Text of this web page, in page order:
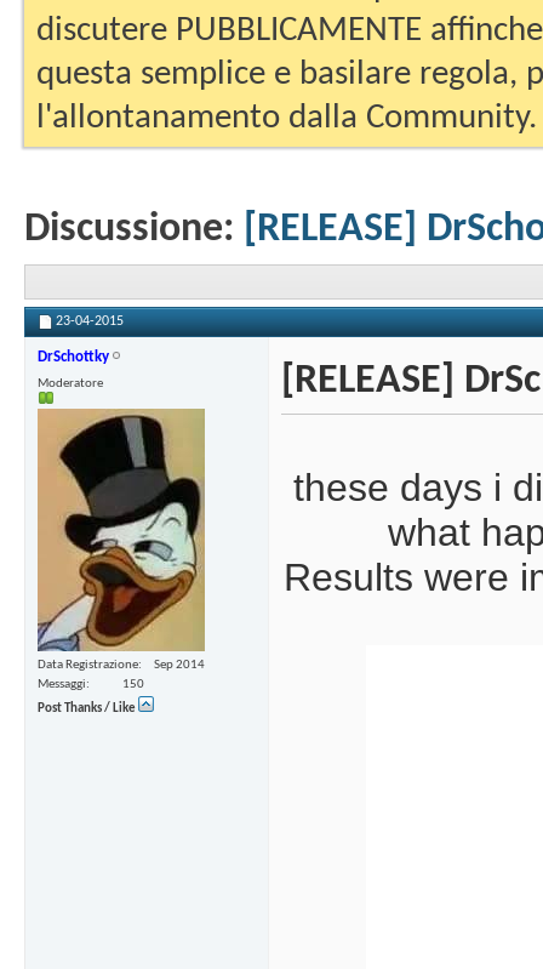
discutere PUBBLICAMENTE
questa semplice e basilare regola,
l'allontanamento dalla Community.
Discussione: [RELEASE]
23-04-2015
DrSchottky
Moderatore
Data Registrazione
Sep 2014
Messaggi
150
Post Thanks / Like
[RELEASE]
these days i
what
Results were